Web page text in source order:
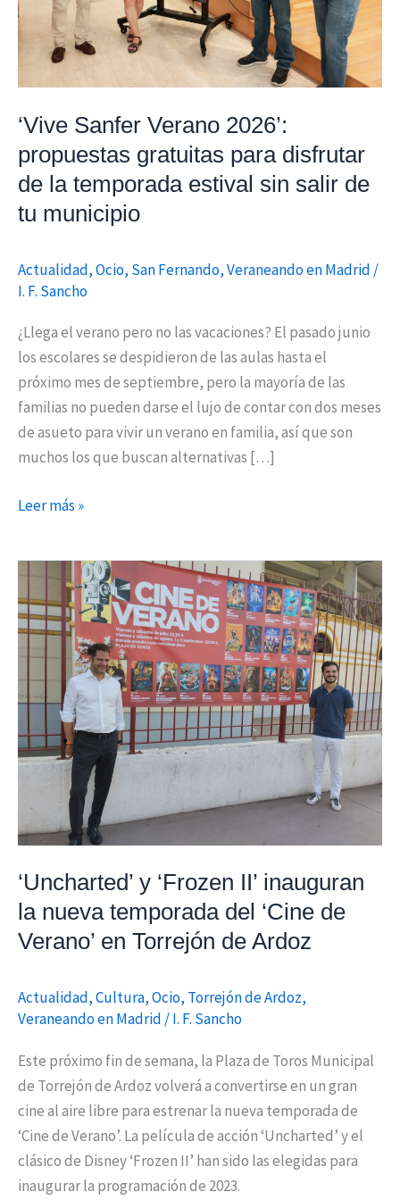
‘Vive Sanfer Verano 2026’:
propuestas gratuitas para disfrutar
de la temporada estival sin salir de
tu municipio
Actualidad,Ocio, San Fernando,Veraneando en Madrid /
I. F. Sancho
¿Llega el verano pero no las vacaciones? El pasado junio
los escolares se despidieron de las aulas hasta el
próximo mes de septiembre, pero la mayoría de las
familias no pueden darse el lujo de contar con dos meses
de asueto para vivir un verano en familia, así que son
muchos los que buscan alternativas […]
de
temporada
sin
de
tu
municipio
Leer más »
‘Uncharted’ y ‘Frozen II’ inauguran
la nueva temporada del ‘Cine de
Verano’ en Torrejón de Ardoz
Actualidad,Cultura,Ocio, Torrejón de Ardoz,
Veraneando en Madrid /I. F. Sancho
Este próximo fin de semana, la Plaza de Toros Municipal
de Torrejón de Ardoz volverá a convertirse en un gran
cine al aire libre para estrenar la nueva temporada de
‘Cine de Verano’. La película de acción ‘Uncharted’ y el
clásico de Disney ‘Frozen II’ han sido las elegidas para
inaugurar la programación de 2023.
‘Uncharted’
y
‘Frozen
inauguran
la
temporada
del
Verano’
en
Torrejón
de
Ardoz